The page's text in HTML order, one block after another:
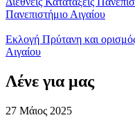
Πανεπιστήμιο Αιγαίου
Εκλογή Πρύτανη και
Αιγαίου
Λένε για μας
27 Μάιος 2025